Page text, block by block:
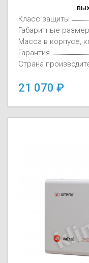
Класс защиты
Габаритные
Масса в корпусе,
Гарантия
Страна
21 070